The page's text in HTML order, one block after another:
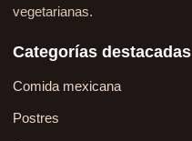
vegetarianas.
Categorías destacadas
Comida mexicana
Postres